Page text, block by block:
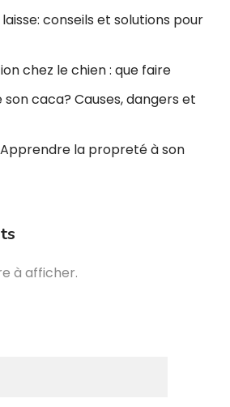
conseils et solutions pour
chez le chien : que faire
caca? Causes, dangers et
la propreté à son
à afficher.